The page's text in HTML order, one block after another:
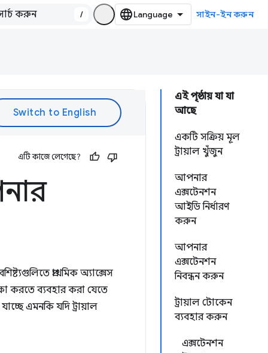
/ সাইন-ইন করুন
এই পৃষ্ঠায় যা যা
আছে
একটি সক্রিয় মূল
ট্রায়াল খুঁজুন
আপনার
এক্সটেনশন
আইডি নির্ধারণ
করুন
আপনার
এক্সটেনশন
নিবন্ধন করুন
ট্রায়াল টোকেন
ব্যবহার করুন
এক্সটেনশন
এটি কাজে লেগেছে?
প্রাথমিক অ্যাক্সেস
করতে ব্যবহার করা যেতে
এমনকি যদি ট্রায়াল